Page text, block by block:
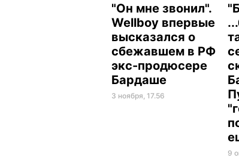
"Он мне звонил".
Wellboy впервые
высказался о
сбежавшем в РФ
экс-продюсере
Бардаше
3 ноября, 17.56
9